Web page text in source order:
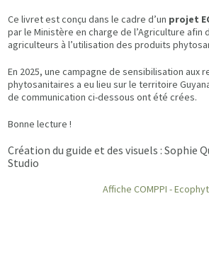
Ce livret est conçu dans le cadre d’un projet
par le Ministère en charge de l’Agriculture afin
agriculteurs à l’utilisation des produits
En 2025, une campagne de sensibilisation aux
phytosanitaires a eu lieu sur le territoire
de communication ci-dessous ont été crées.
Bonne lecture !
Création du guide et des visuels : Sophie
Studio
Affiche COMPPI -